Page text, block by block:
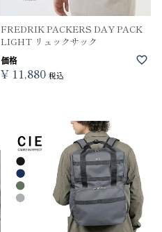
FREDRIK PACKERS DAY PACK
LIGHT リュックサック
価格
¥ 11,880 税込